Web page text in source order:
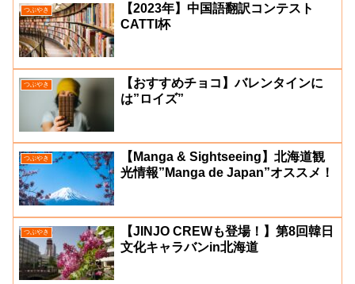
つぶやき
【2023年】中国語翻訳コンテスト
CATTI杯
つぶやき
【おすすめチョコ】バレンタインに
は”ロイズ”
つぶやき
【Manga & Sightseeing】北海道観
光情報”Manga de Japan”オススメ！
つぶやき
【JINJO CREWも登場！】第8回韓日
文化キャラバンin北海道